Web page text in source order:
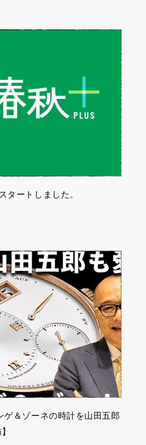
タートしました。
ゲ＆ゾーネの時計を山田五郎